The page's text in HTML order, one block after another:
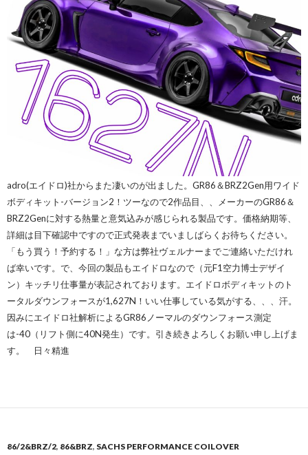
adro(エイドロ)社からまた凄いのが出ました。GR86＆BRZ2Gen用ワイド
ボディキット-バージョン2！ツーなので2作品目、、メーカーのGR86＆
BRZ2Genに対する熱量と意気込みが感じられる製品です。価格納期等、
詳細は目下確認中ですので正式発表までいましばらくお待ちください。
「もう買う！予約する！」な方は弊社ヴェルナーまでご連絡いただけれ
ば幸いです。で、今回の製品もエイドロなので（元F1空力博士デザイ
ン）キッチリ仕事量が表記されております。エイドロボディキットのト
ータルダウンフォースが1,627N！いい仕事している気がする、、、汗。
因みにエイドロ社解析によるGR86ノーマルのダウンフォース測定
は-40（リフト側に40N発生）です。引き続きよろしくお願い申し上げま
す。 日々精進
86/2&BRZ/2, 86&BRZ, SACHS PERFORMANCE COILOVER